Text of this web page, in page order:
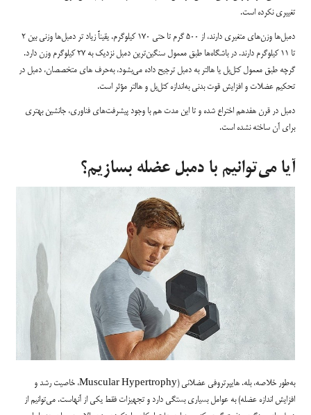
تغییری نکرده است.
دمبل‌ها وزن‌های متغیری دارند، از ۵۰۰ گرم تا حتی ۱۷۰ کیلوگرم. یقیناً زیاد تر دمبل‌ها وزنی بین ۲
تا ۱۱ کیلوگرم دارند. در باشگاه‌ها طبق معمول سنگین‌ترین دمبل نزدیک به ۲۷ کیلوگرم وزن دارد.
گرچه طبق معمول کتل‌بل یا هالتر به دمبل ترجیح داده می‌بشود، به‌حرف های متخصصان، دمبل در
تحکیم عضلات و افزایش قوت بدنی به‌اندازه کتل‌بل و هالتر مؤثر است.
دمبل در قرن هفدهم اختراع شده و تا این مدت هم با وجود پیشرفت‌های فناوری، جانشین بهتری
برای آن ساخته نشده است.
آیا می‌توانیم با دمبل عضله بسازیم؟
به‌طور خلاصه، بله. هایپرتروفی عضلانی (Muscular Hypertrophy، خاصیت رشد و
افزایش اندازه عضله) به عوامل بسیاری بستگی دارد و تجهیزات فقط یکی از آنهاست. می‌توانیم از